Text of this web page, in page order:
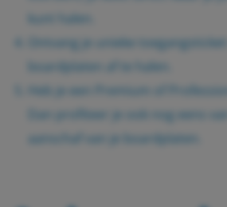
kunt halen.
Ontvang je unieke toegangsticket
boardplaten af te halen.
Heb je een Premium of
Dan profiteer je ook nog eens
aanschaf van je boardplaten.